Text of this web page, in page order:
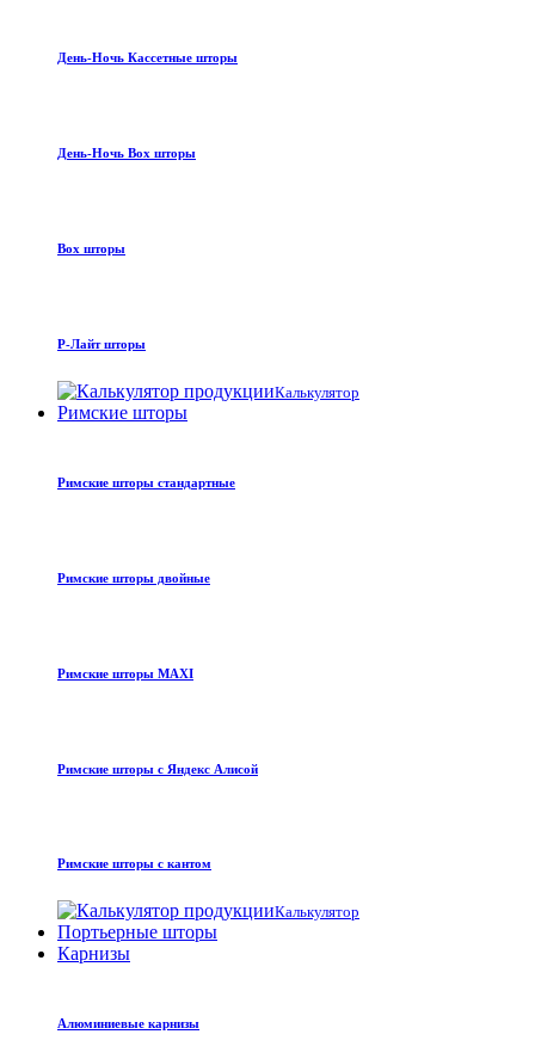
День-Ночь Кассетные шторы
День-Ночь Box шторы
Box шторы
Р-Лайт шторы
Калькулятор
Римские шторы
Римские шторы стандартные
Римские шторы двойные
Римские шторы MAXI
Римские шторы с Яндекс Алисой
Римские шторы с кантом
Калькулятор
Портьерные шторы
Карнизы
Алюминиевые карнизы